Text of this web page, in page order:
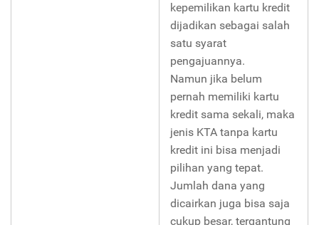
kepemilikan kartu kredit
dijadikan sebagai salah
satu syarat
pengajuannya.
Namun jika belum
pernah memiliki kartu
kredit sama sekali, maka
jenis KTA tanpa kartu
kredit ini bisa menjadi
pilihan yang tepat.
Jumlah dana yang
dicairkan juga bisa saja
cukup besar, tergantung